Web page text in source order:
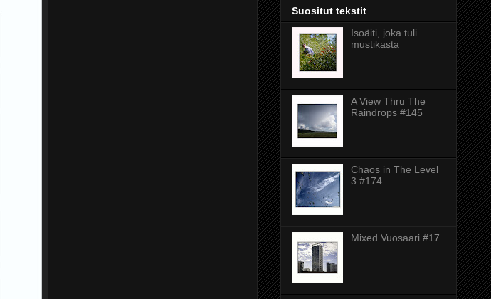
Suositut tekstit
Isoäiti, joka tuli
mustikasta
A View Thru The
Raindrops #145
Chaos in The Level
3 #174
Mixed Vuosaari #17